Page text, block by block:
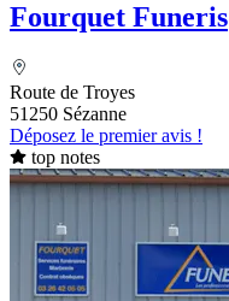
Fourquet Funeris
Route de Troyes
51250 Sézanne
Déposez le premier avis !
top notes